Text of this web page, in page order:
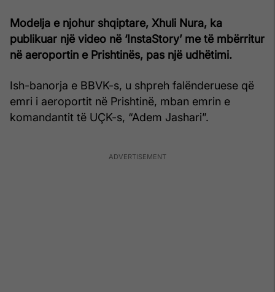
Modelja e njohur shqiptare, Xhuli Nura, ka
publikuar një video në ‘InstaStory’ me të mbërritur
në aeroportin e Prishtinës, pas një udhëtimi.
Ish-banorja e BBVK-s, u shpreh falënderuese që
emri i aeroportit në Prishtinë, mban emrin e
komandantit të UÇK-s, “Adem Jashari”.